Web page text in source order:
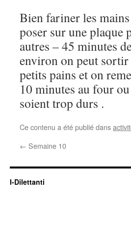
Bien fariner les
poser sur une plaque
autres – 45 minutes
environ on peut sortir
petits pains et on
10 minutes au four
soient trop durs .
Ce contenu a été publié dans
← Semaine 10
I-Dilettanti